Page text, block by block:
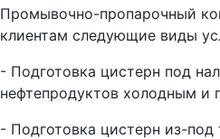
Промывочно-пропарочный
клиентам следующие виды
- Подготовка цистерн под
нефтепродуктов холодным и
- Подготовка цистерн из-